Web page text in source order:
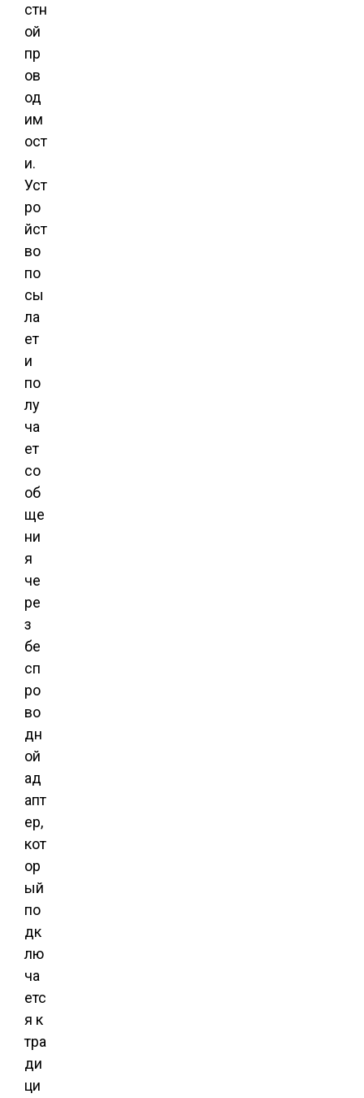
стн
ой
пр
ов
од
им
ост
и.
Уст
ро
йст
во
по
сы
ла
ет
и
по
лу
ча
ет
со
об
ще
ни
я
че
ре
з
бе
сп
ро
во
дн
ой
ад
апт
ер,
кот
ор
ый
по
дк
лю
ча
етс
я к
тра
ди
ци